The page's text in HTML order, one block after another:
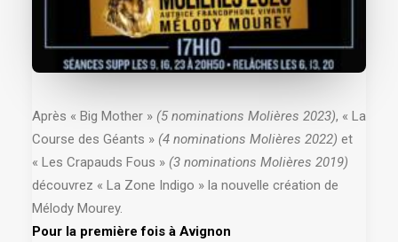
Après « Big Mother » (5 nominations Molières 2023), « La
Course des Géants » (4 nominations Molières 2022) et
« Les Crapauds Fous » (3 nominations Molières 2019)
découvrez « La Zone Indigo » la nouvelle création de
Mélody Mourey.
Pour la première fois à Avignon